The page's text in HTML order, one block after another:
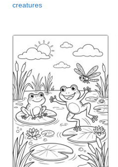
creatures